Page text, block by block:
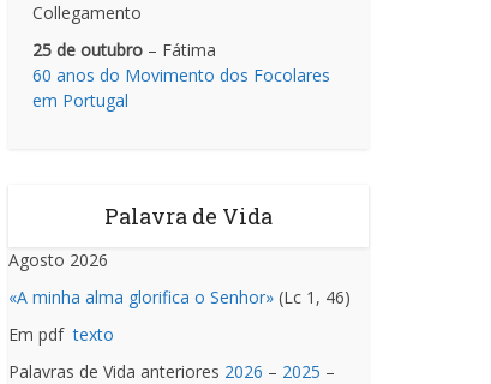
Collegamento
25 de outubro – Fátima
60 anos do Movimento dos Focolares
em Portugal
Palavra de Vida
Agosto 2026
«A minha alma glorifica o Senhor» (Lc 1, 46)
Em pdftexto
Palavras de Vida anteriores 2026 – 2025 –